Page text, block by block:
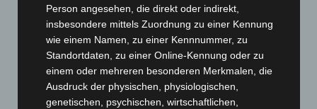
Anklage nach Abschaltung von „Archetyp Market“ erhoben
3. August 2026
Hannover: Polizei stoppt 166 Trunkenheitsfahrten bei
Großkontrolle
2. August 2026
Person angesehen, die direkt oder indirekt,
insbesondere mittels Zuordnung zu einer Kennung
wie einem Namen, zu einer Kennnummer, zu
Standortdaten, zu einer Online-Kennung oder zu
einem oder mehreren besonderen Merkmalen, die
Ausdruck der physischen, physiologischen,
genetischen, psychischen, wirtschaftlichen,